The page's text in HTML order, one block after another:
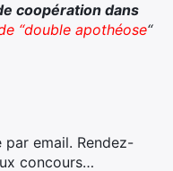
coopération dans
“double apothéose“
email. Rendez-
concours…